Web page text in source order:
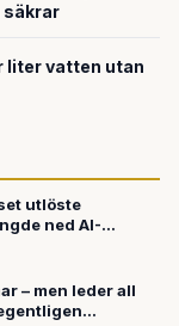
säkrar
liter vatten utan
utlöste
ned AI-
företag söker
– men leder all